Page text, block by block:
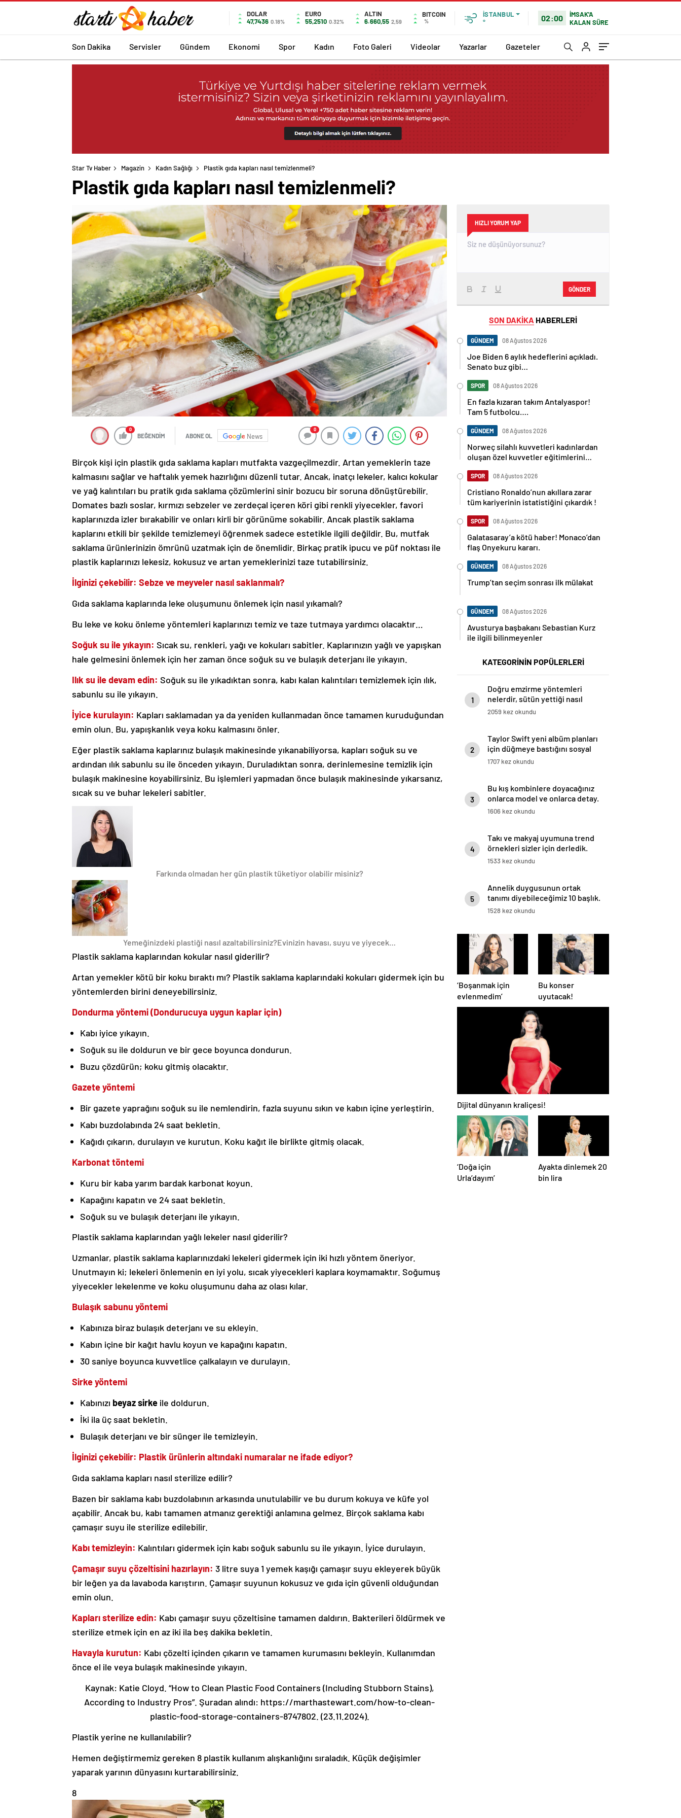
DOLAR
47,7436 0.18%
EURO
55,2510 0.32%
ALTIN
6.660,55 2,59
BITCOIN
%
İSTANBUL
°
02:00
İMSAK'A
KALAN SÜRE
Son Dakika Servisler Gündem Ekonomi Spor Kadın Foto Galeri Videolar Yazarlar Gazeteler
Star Tv Haber Magazin Kadın Sağlığı Plastik gıda kapları nasıl temizlenmeli?
Plastik gıda kapları nasıl temizlenmeli?
0
BEĞENDİM ABONE OL News
0
Birçok kişi için plastik gıda saklama kapları mutfakta vazgeçilmezdir. Artan yemeklerin taze
kalmasını sağlar ve haftalık yemek hazırlığını düzenli tutar. Ancak, inatçı lekeler, kalıcı kokular
ve yağ kalıntıları bu pratik gıda saklama çözümlerini sinir bozucu bir soruna dönüştürebilir.
Domates bazlı soslar, kırmızı sebzeler ve zerdeçal içeren köri gibi renkli yiyecekler, favori
kaplarınızda izler bırakabilir ve onları kirli bir görünüme sokabilir. Ancak plastik saklama
kaplarını etkili bir şekilde temizlemeyi öğrenmek sadece estetikle ilgili değildir. Bu, mutfak
saklama ürünlerinizin ömrünü uzatmak için de önemlidir. Birkaç pratik ipucu ve püf noktası ile
plastik kaplarınızı lekesiz, kokusuz ve artan yemeklerinizi taze tutabilirsiniz.
İlginizi çekebilir: Sebze ve meyveler nasıl saklanmalı?
Gıda saklama kaplarında leke oluşumunu önlemek için nasıl yıkamalı?
Bu leke ve koku önleme yöntemleri kaplarınızı temiz ve taze tutmaya yardımcı olacaktır…
Soğuk su ile yıkayın: Sıcak su, renkleri, yağı ve kokuları sabitler. Kaplarınızın yağlı ve yapışkan
hale gelmesini önlemek için her zaman önce soğuk su ve bulaşık deterjanı ile yıkayın.
Ilık su ile devam edin: Soğuk su ile yıkadıktan sonra, kabı kalan kalıntıları temizlemek için ılık,
sabunlu su ile yıkayın.
İyice kurulayın: Kapları saklamadan ya da yeniden kullanmadan önce tamamen kuruduğundan
emin olun. Bu, yapışkanlık veya koku kalmasını önler.
Eğer plastik saklama kaplarınız bulaşık makinesinde yıkanabiliyorsa, kapları soğuk su ve
ardından ılık sabunlu su ile önceden yıkayın. Duruladıktan sonra, derinlemesine temizlik için
bulaşık makinesine koyabilirsiniz. Bu işlemleri yapmadan önce bulaşık makinesinde yıkarsanız,
sıcak su ve buhar lekeleri sabitler.
Farkında olmadan her gün plastik tüketiyor olabilir misiniz?
Yemeğinizdeki plastiği nasıl azaltabilirsiniz?Evinizin havası, suyu ve yiyecek…
Plastik saklama kaplarından kokular nasıl giderilir?
Artan yemekler kötü bir koku bıraktı mı? Plastik saklama kaplarındaki kokuları gidermek için bu
yöntemlerden birini deneyebilirsiniz.
Dondurma yöntemi (Dondurucuya uygun kaplar için)
Kabı iyice yıkayın.
Soğuk su ile doldurun ve bir gece boyunca dondurun.
Buzu çözdürün; koku gitmiş olacaktır.
Gazete yöntemi
Bir gazete yaprağını soğuk su ile nemlendirin, fazla suyunu sıkın ve kabın içine yerleştirin.
Kabı buzdolabında 24 saat bekletin.
Kağıdı çıkarın, durulayın ve kurutun. Koku kağıt ile birlikte gitmiş olacak.
Karbonat töntemi
Kuru bir kaba yarım bardak karbonat koyun.
Kapağını kapatın ve 24 saat bekletin.
Soğuk su ve bulaşık deterjanı ile yıkayın.
Plastik saklama kaplarından yağlı lekeler nasıl giderilir?
Uzmanlar, plastik saklama kaplarınızdaki lekeleri gidermek için iki hızlı yöntem öneriyor.
Unutmayın ki; lekeleri önlemenin en iyi yolu, sıcak yiyecekleri kaplara koymamaktır. Soğumuş
yiyecekler lekelenme ve koku oluşumunu daha az olası kılar.
Bulaşık sabunu yöntemi
Kabınıza biraz bulaşık deterjanı ve su ekleyin.
Kabın içine bir kağıt havlu koyun ve kapağını kapatın.
30 saniye boyunca kuvvetlice çalkalayın ve durulayın.
Sirke yöntemi
Kabınızı beyaz sirke ile doldurun.
İki ila üç saat bekletin.
Bulaşık deterjanı ve bir sünger ile temizleyin.
İlginizi çekebilir: Plastik ürünlerin altındaki numaralar ne ifade ediyor?
Gıda saklama kapları nasıl sterilize edilir?
Bazen bir saklama kabı buzdolabının arkasında unutulabilir ve bu durum kokuya ve küfe yol
açabilir. Ancak bu, kabı tamamen atmanız gerektiği anlamına gelmez. Birçok saklama kabı
çamaşır suyu ile sterilize edilebilir.
Kabı temizleyin: Kalıntıları gidermek için kabı soğuk sabunlu su ile yıkayın. İyice durulayın.
Çamaşır suyu çözeltisini hazırlayın: 3 litre suya 1 yemek kaşığı çamaşır suyu ekleyerek büyük
bir leğen ya da lavaboda karıştırın. Çamaşır suyunun kokusuz ve gıda için güvenli olduğundan
emin olun.
Kapları sterilize edin: Kabı çamaşır suyu çözeltisine tamamen daldırın. Bakterileri öldürmek ve
sterilize etmek için en az iki ila beş dakika bekletin.
Havayla kurutun: Kabı çözelti içinden çıkarın ve tamamen kurumasını bekleyin. Kullanımdan
önce el ile veya bulaşık makinesinde yıkayın.
Kaynak: Katie Cloyd. “How to Clean Plastic Food Containers (Including Stubborn Stains),
According to Industry Pros”. Şuradan alındı: https://marthastewart.com/how-to-clean-
plastic-food-storage-containers-8747802. (23.11.2024).
Plastik yerine ne kullanılabilir?
Hemen değiştirmemiz gereken 8 plastik kullanım alışkanlığını sıraladık. Küçük değişimler
yaparak yarının dünyasını kurtarabilirsiniz.
8
HIZLI YORUM YAP
GÖNDER
SON DAKİKA HABERLERİ
GÜNDEM 08 Ağustos 2026
Joe Biden 6 aylık hedeflerini açıkladı.
Senato buz gibi…
SPOR 08 Ağustos 2026
En fazla kızaran takım Antalyaspor!
Tam 5 futbolcu….
GÜNDEM 08 Ağustos 2026
Norweç silahlı kuvvetleri kadınlardan
oluşan özel kuvvetler eğitimlerini
SPOR 08 Ağustos 2026
Cristiano Ronaldo’nun akıllara zarar
tüm kariyerinin istatistiğini çıkardık !
SPOR 08 Ağustos 2026
Galatasaray’a kötü haber! Monaco’dan
flaş Onyekuru kararı.
GÜNDEM 08 Ağustos 2026
Trump’tan seçim sonrası ilk mülakat
GÜNDEM 08 Ağustos 2026
Avusturya başbakanı Sebastian Kurz
ile ilgili bilinmeyenler
KATEGORİNİN POPÜLERLERİ
1
Doğru emzirme yöntemleri
nelerdir, sütün yettiği nasıl
anlaşılır?
2059 kez okundu
2
Taylor Swift yeni albüm planları
için düğmeye bastığını sosyal
medyadan duyurdu!
1707 kez okundu
3
Bu kış kombinlere doyacağınız
onlarca model ve onlarca detay.
1606 kez okundu
4
Takı ve makyaj uyumuna trend
örnekleri sizler için derledik.
1533 kez okundu
5
Annelik duygusunun ortak
tanımı diyebileceğimiz 10 başlık.
1528 kez okundu
‘Boşanmak için
evlenmedim’
Bu konser
uyutacak!
Dijital dünyanın kraliçesi!
‘Doğa için
Urla’dayım’
Ayakta dinlemek 20
bin lira